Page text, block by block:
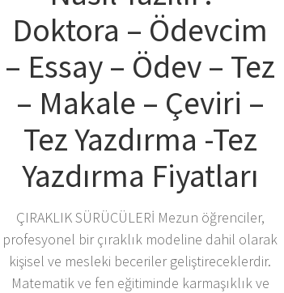
Doktora – Ödevcim
– Essay – Ödev – Tez
– Makale – Çeviri –
Tez Yazdırma -Tez
Yazdırma Fiyatları
ÇIRAKLIK SÜRÜCÜLERİ Mezun öğrenciler,
profesyonel bir çıraklık modeline dahil olarak
kişisel ve mesleki beceriler geliştireceklerdir.
Matematik ve fen eğitiminde karmaşıklık ve